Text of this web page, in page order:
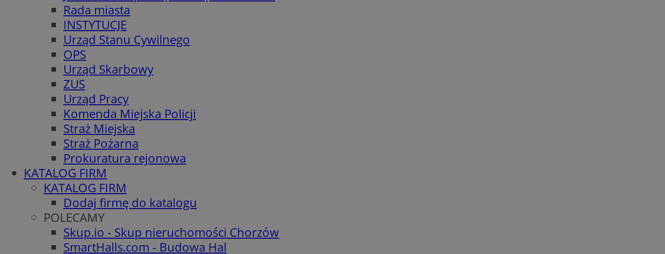
Rada miasta
INSTYTUCJE
Urząd Stanu Cywilnego
OPS
Urząd Skarbowy
ZUS
Urząd Pracy
Komenda Miejska Policji
Straż Miejska
Straż Pożarna
Prokuratura rejonowa
KATALOG FIRM
KATALOG FIRM
Dodaj firmę do katalogu
POLECAMY
Skup.io - Skup nieruchomości Chorzów
SmartHalls.com - Budowa Hal